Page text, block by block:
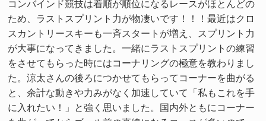
コンバインド競技は着順が順位になるレースがほとんどの
ため、ラストスプリント力が物凄いです！！！最近はクロ
スカントリースキーも一斉スタートが増え、スプリント力
が大事になってきました。一緒にラストスプリントの練習
をさせてもらった時にはコーナリングの極意を教わりまし
た。涼太さんの後ろにつかせてもらってコーナーを曲がる
と、余計な動きや力みがなく加速していて「私もこれを手
に入れたい！」と強く思いました。国内外ともにコーナー